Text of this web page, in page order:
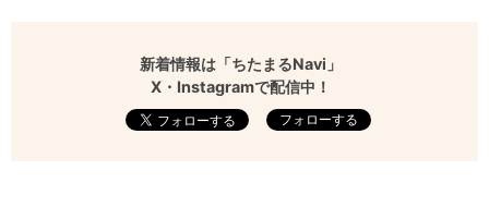
新着情報は「ちたまるNavi」
X・Instagramで配信中！
フォローする